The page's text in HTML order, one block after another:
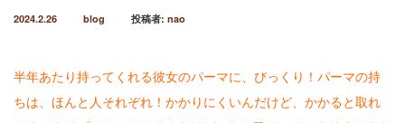
2024.2.26 blog 投稿者: nao
半年あたり持ってくれる彼女のパーマに、びっくり！パーマの持
ちは、ほんと人それぞれ！かかりにくいんだけど、かかると取れ
Menu / Price
Blog
イイ♡パーマにしました♡ハンサムショートか
４月は、ニューヘアしたくなる、アルアル♡春
♡パー始めてます笑。春パーマ可愛い♡暖かく